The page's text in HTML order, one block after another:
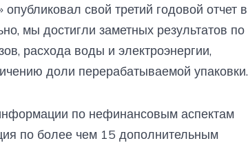
свой третий годовой отчет в
мы достигли заметных результатов по
расхода воды и электроэнергии,
доли перерабатываемой упаковки.
по нефинансовым аспектам
по более чем 15 дополнительным